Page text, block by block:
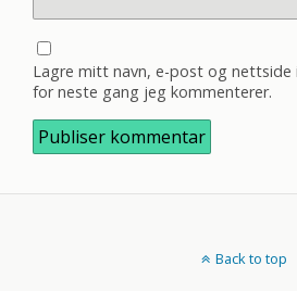
Lagre mitt navn, e-post og nettside
for neste gang jeg kommenterer.
Back to top